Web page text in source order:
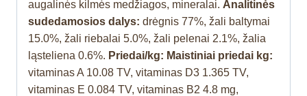
augalinės kilmės medžiagos, mineralai. Analitinės
sudedamosios dalys: drėgnis 77%, žali baltymai
15.0%, žali riebalai 5.0%, žali pelenai 2.1%, žalia
ląsteliena 0.6%. Priedai/kg: Maistiniai priedai kg:
vitaminas A 10.08 TV, vitaminas D3 1.365 TV,
vitaminas E 0.084 TV, vitaminas B2 4.8 mg,